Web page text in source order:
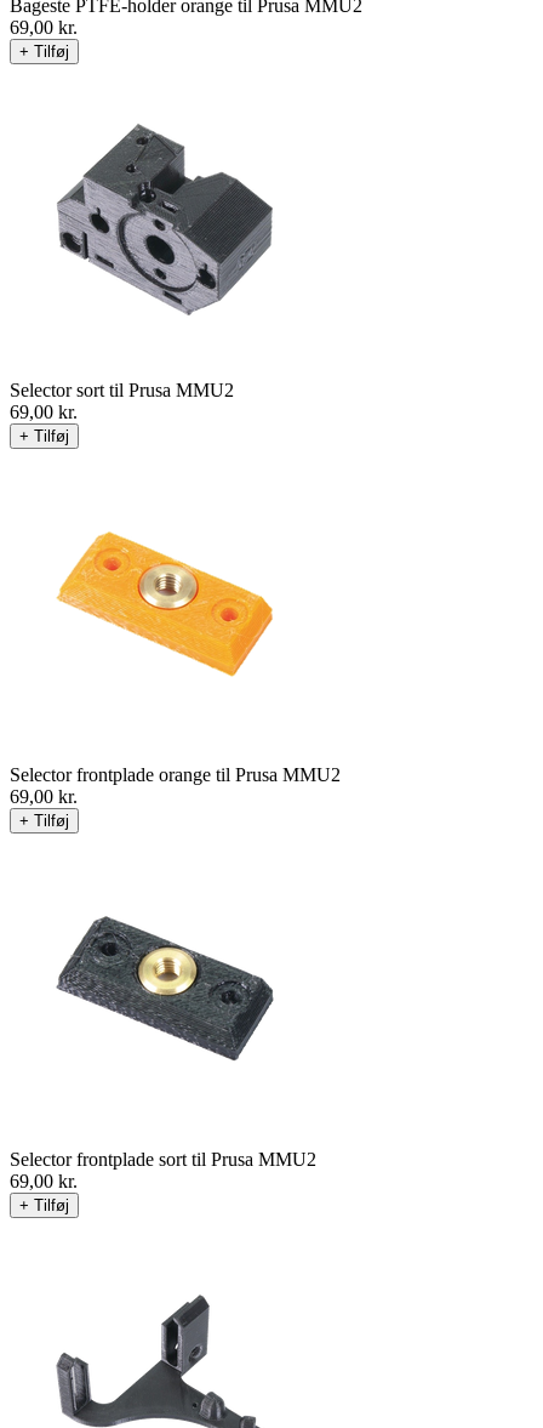
Bageste PTFE-holder orange til Prusa MMU2
69,00 kr.
+ Tilføj
Selector sort til Prusa MMU2
69,00 kr.
+ Tilføj
Selector frontplade orange til Prusa MMU2
69,00 kr.
+ Tilføj
Selector frontplade sort til Prusa MMU2
69,00 kr.
+ Tilføj